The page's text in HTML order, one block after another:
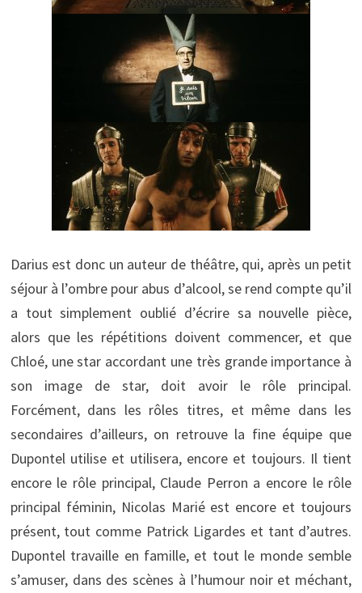
Darius est donc un auteur de théâtre, qui, après un petit
séjour à l’ombre pour abus d’alcool, se rend compte qu’il
a tout simplement oublié d’écrire sa nouvelle pièce,
alors que les répétitions doivent commencer, et que
Chloé, une star accordant une très grande importance à
son image de star, doit avoir le rôle principal.
Forcément, dans les rôles titres, et même dans les
secondaires d’ailleurs, on retrouve la fine équipe que
Dupontel utilise et utilisera, encore et toujours. Il tient
encore le rôle principal, Claude Perron a encore le rôle
principal féminin, Nicolas Marié est encore et toujours
présent, tout comme Patrick Ligardes et tant d’autres.
Dupontel travaille en famille, et tout le monde semble
s’amuser, dans des scènes à l’humour noir et méchant,